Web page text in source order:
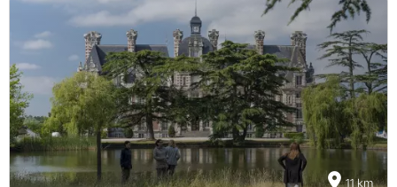
11 km